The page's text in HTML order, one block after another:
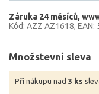
Záruka 24 měsíců
Kód: AZZ AZ1618 EAN:
Množstevní sleva
Při nákupu nad 3 ks